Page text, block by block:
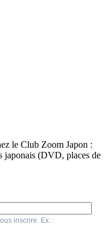
le Club Zoom Japon :
japonais (DVD, places de
inscrire. Ex. :